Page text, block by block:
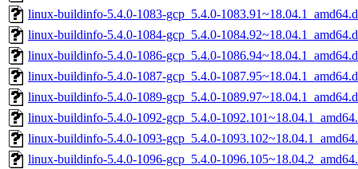
linux-buildinfo-5.4.0-1083-gcp_5.4.0-
linux-buildinfo-5.4.0-1084-gcp_5.4.0-
linux-buildinfo-5.4.0-1086-gcp_5.4.0-
linux-buildinfo-5.4.0-1087-gcp_5.4.0-
linux-buildinfo-5.4.0-1089-gcp_5.4.0-
linux-buildinfo-5.4.0-1092-gcp_5.4.0-
linux-buildinfo-5.4.0-1093-gcp_5.4.0-
linux-buildinfo-5.4.0-1096-gcp_5.4.0-